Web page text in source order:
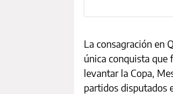
La consagración en
única conquista que
levantar la Copa,
partidos disputados